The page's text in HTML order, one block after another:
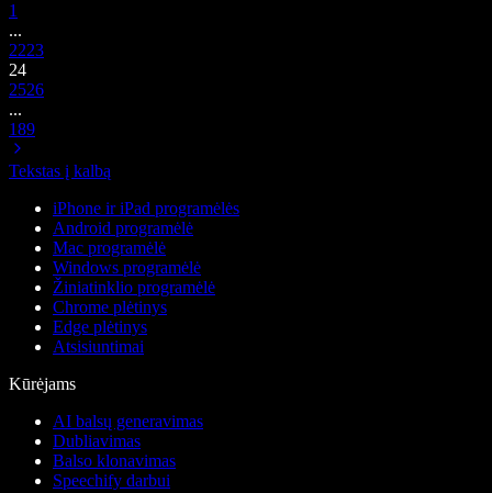
1
...
2223
24
2526
...
189
Tekstas į kalbą
iPhone ir iPad programėlės
Android programėlė
Mac programėlė
Windows programėlė
Žiniatinklio programėlė
Chrome plėtinys
Edge plėtinys
Atsisiuntimai
Kūrėjams
AI balsų generavimas
Dubliavimas
Balso klonavimas
Speechify darbui